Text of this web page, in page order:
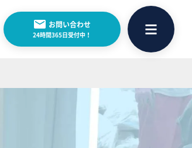
お問い合わせ
24時間365日受付中！